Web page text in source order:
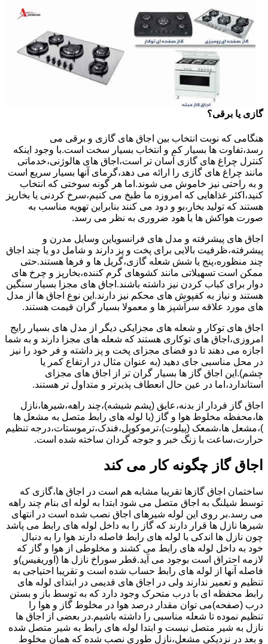
گازی یا برقی؟
هنگامی که نوبت انتخاب بین اجاق های گازی و برقی می
رسد،تفاوت ها بسیار کم و انتخاب بسیار سخت است.با وجود اینکه
کنترل چراغ های گازی آسان تر است،اجاق های هالوژنی،خدماتی
مانند چراغ های گازی را ارائه می دهد،گرمای آنها بسیار سریع است
و به راحتی نیز خاموش می شوند.اما هر گونه سوختی که انتخاب
کنید،اکثر غذاهایی که امروزه ما طبخ می کنیم،سرخ کردنی یا بخارپز
هستند که تولید بخار،بو و دود می کنند بنابراین تهویه مناسب به
صورت هواکش ها یا هود ضروری به نظر می رسد.
اجاق های پیشرفته و مدل های فرانسویاین وسایل مدرن و
پیشرفته،ظرفیت بالایی برای پخت و پز دارند و شامل دو یا چند اجاق
چند منظوره،پنج یا شش شعله گازی،گریل ها و فرها هستند.حتی
ممکن است تسهیلاتی مانند کشوهای گرم کننده،بخارپز و چرخ های
دوار برای کباب کردن نیز داشته باشند.اجاق های مجزا بسیار سنگین
هستند و نیاز به کفپوش های محکم نیز دارند.این نوع اجاق ها از مدل
های مورد علاقه سرآشپز ها و معمولا بسیار گران قیمت هستند.
اجاق های توکار و شعله های مجزایکی دیگر از مدل های بسیار رایج
امروزی،اجاق های توکاری هستند که شعله های مجزا دارند و به شما
اجازه می دهند تا دو فضای مجزای پخت و پز داشته و فر خود را نیز
در محل مناسبی جای دهید (به عنوان مثال در ارتفاع کمر یا
چشم).این اجاق گاز ها بسیار گران تر از اجاق های مجزای
استاندارد،اما در عین حال انعطاف پذیرتر و متداول تر هستند.
اجاق گاز فردار از بدنه،عایق (پشم شیشه)،چند راهه،شیرها،نازل
ها،محفظه مخلوط هوا و گاز (یا لوله های رابط متصل به مشعل ها
)،مشعل ها،شمعک (پیلوت)،ترموکوپل،فندک،ترموستات،درجه تنظیم
حرارت،ساعت با زنگ خبر و جوجه گردان ساخته شده است.
اجاق گاز چگونه کار می کند
ساختمان اجاق گازها تقریبا مشابه هم است در اجاق ها،گازی که
توسط شیلنگ به اجاق متصل می شود ابتدا به لوله ای بنام چند راهه
می رسد.بر روی این لوله شیرهای اجاق نصب شده است در انتهای
شیرها نازل ها قرار دارند که گاز را به داخل لوله های رابط می پاشد
چون نازل ها اندکی با لوله های رابط فاصله دارند هوا را به دنبال
خود به داخل لوله های رابط می کشند و مخلوطی از هوا و گاز که
لازمه احتراق است بوجود می آید.قطر سوراخ نازل ها (اوریفیس)و
فاصله آنها از لوله های رابط حساب شده است و تقریبا احتیاجی به
تنظیم و تعمیر ندارند ولی در اجاق های قدیمی در ابتدای لوله های
رابط محفظه ای با درب متحرک وجود دارد که به توسط باز و بستن
درب (صفحه)می توان مقدار درصد هوا در مخلوط گاز و هوا را
تنظیم نموده تا شعله مناسبی را داشته باشیم.در بعضی از اجاق ها
نازل به شیر متصل نیست و ابتدا لوله های رابط به شیر متصل شده
و بعد در نزدیکی مشعل،نازل طوری نصب شده که همان مخلوط